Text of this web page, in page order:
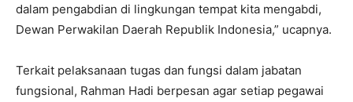
dalam pengabdian di lingkungan tempat kita mengabdi,
Dewan Perwakilan Daerah Republik Indonesia,” ucapnya.
Terkait pelaksanaan tugas dan fungsi dalam jabatan
fungsional, Rahman Hadi berpesan agar setiap pegawai